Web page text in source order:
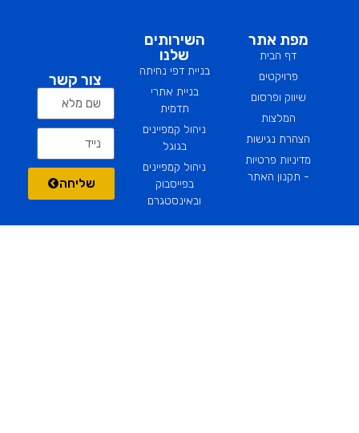
מפת אתר
דף הבית
פרויקטים
שיווק ופרסום
המלצות
הצהרת נגישות
מדיניות פרטיות
- תקנון האתר
השירותים
שלנו
בניית דפי נחיתה
בניית אתרי
תדמית
ניהול קמפיינים
בגוגל
ניהול קמפיינים
בפייסבוק
ובאינסטגרם
צור קשר
שליחה